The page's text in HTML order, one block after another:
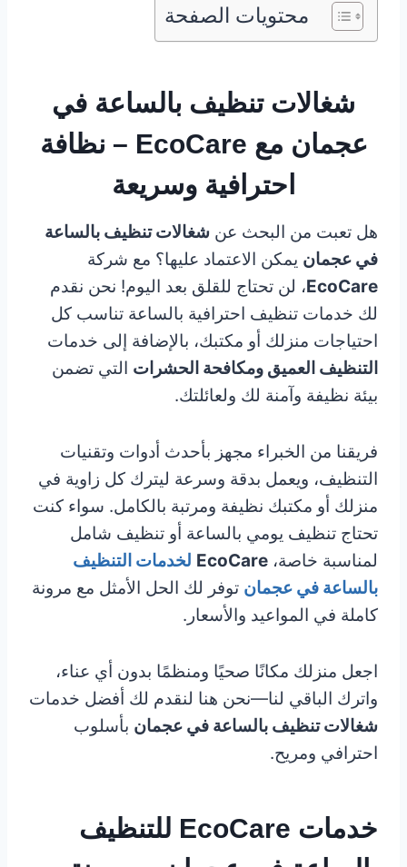
محتويات الصفحة
شغالات تنظيف بالساعة في
عجمان مع EcoCare – نظافة
احترافية وسريعة
هل تعبت من البحث عن شغالات تنظيف بالساعة
في عجمان يمكن الاعتماد عليها؟ مع شركة
EcoCare، لن تحتاج للقلق بعد اليوم! نحن نقدم
لك خدمات تنظيف احترافية بالساعة تناسب كل
احتياجات منزلك أو مكتبك، بالإضافة إلى خدمات
التنظيف العميق ومكافحة الحشرات التي تضمن
بيئة نظيفة وآمنة لك ولعائلتك.
فريقنا من الخبراء مجهز بأحدث أدوات وتقنيات
التنظيف، ويعمل بدقة وسرعة ليترك كل زاوية في
منزلك أو مكتبك نظيفة ومرتبة بالكامل. سواء كنت
تحتاج تنظيف يومي بالساعة أو تنظيف شامل
لمناسبة خاصة، EcoCare لخدمات التنظيف
بالساعة في عجمان توفر لك الحل الأمثل مع مرونة
كاملة في المواعيد والأسعار.
اجعل منزلك مكانًا صحيًا ومنظمًا بدون أي عناء،
واترك الباقي لنا—نحن هنا لنقدم لك أفضل خدمات
شغالات تنظيف بالساعة في عجمان بأسلوب
احترافي ومريح.
خدمات EcoCare للتنظيف